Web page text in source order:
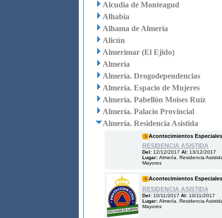
Alcudia de Monteagud
Alhabia
Alhama de Almería
Alicún
Almerimar (El Ejido)
Almería
Almería. Drogodependencias
Almería. Espacio de Mujeres
Almería. Pabellón Moises Ruíz
Almería. Palacio Provincial
Almería. Residencia Asistida
Acontecimientos Especiales
RESIDENCIA ASISTIDA
Del: 12/12/2017 Al: 13/12/2017
Lugar: Almería. Residencia
Mayores
Acontecimientos Especiales
RESIDENCIA ASISTIDA
Del: 10/11/2017 Al: 10/11/2017
Lugar: Almería. Residencia
Mayores